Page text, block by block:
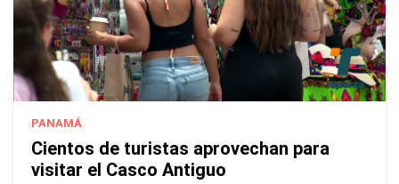
PANAMÁ
Cientos de turistas aprovechan para
visitar el Casco Antiguo